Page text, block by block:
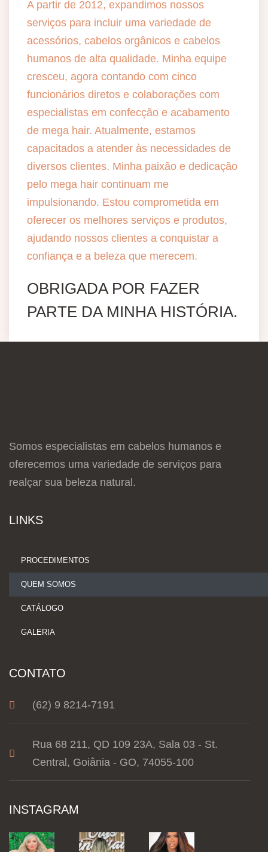
A partir de 2012, expandimos nossos
serviços para incluir uma variedade de
acessórios, cabelos orgânicos e cabelos
humanos de alta qualidade. Minha equipe
cresceu, agora contando com cinco
funcionários diretos e colaborações com
especialistas em confecção e acabamento
de mega hair. Atualmente, estamos
capacitados a atender às necessidades de
diversos clientes. Minha paixão e dedicação
pelo mega hair continuam me
impulsionando. Estou comprometida em
oferecer os melhores serviços e produtos,
ajudando nossos clientes a conquistar a
confiança e a beleza que merecem.
OBRIGADA POR FAZER
PARTE DA MINHA HISTÓRIA.
Somos especialistas em cabelos humanos e
oferecemos uma variedade de serviços para
realçar sua beleza natural.
LINKS
PROCEDIMENTOS
QUEM SOMOS
CATÁLOGO
GALERIA
CONTATO
(62) 9 8214-7191
Rua 68 211, QD 109 23A, Sala 03 - St.
Central, Goiânia - GO, 74055-100
INSTAGRAM